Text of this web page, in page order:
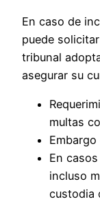
En caso de
puede
tribunal
asegurar su
multas
En
incluso
custodia